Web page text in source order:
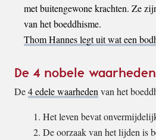
met buitengewone krachten. Ze
van het boeddhisme.
Thom Hannes legt uit wat een
De 4 nobele waarheden
De4 edele waarheden van het
Het leven bevat
De oorzaak van het lijden is